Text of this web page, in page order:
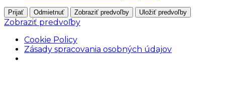
Prijať Odmietnuť Zobraziť predvoľby Uložiť predvoľby
Zobraziť predvoľby
Cookie Policy
Zásady spracovania osobných údajov